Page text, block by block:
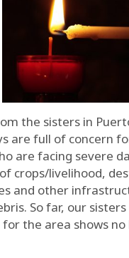
the sisters in
are full of concern
are facing severe
crops/livelihood,
and other
So far, our
the area shows